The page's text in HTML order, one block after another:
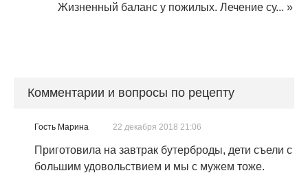
Жизненный баланс у пожилых. Лечение су... »
Комментарии и вопросы по рецепту
Гость Марина 22 декабря 2018 21:06
Приготовила на завтрак бутерброды, дети съели с
большим удовольствием и мы с мужем тоже.